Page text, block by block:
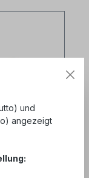
und
angezeigt